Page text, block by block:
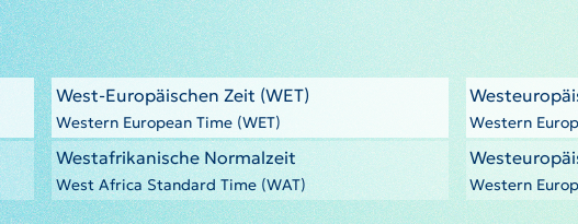
West-Europäischen Zeit (WET)
Western European Time (WET)
Westafrikanische Normalzeit
West Africa Standard Time (WAT)
Western
Western